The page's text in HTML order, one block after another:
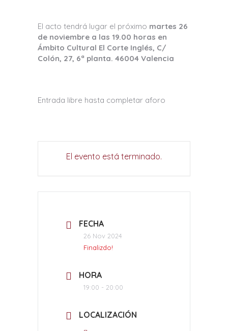
El acto tendrá lugar el próximo martes 26
de noviembre a las 19.00 horas en
Ámbito Cultural El Corte Inglés, C/
Colón, 27, 6ª planta. 46004 Valencia
Entrada libre hasta completar aforo
El evento está terminado.
FECHA
26 Nov 2024
Finalizdo!
HORA
19:00 - 20:00
LOCALIZACIÓN